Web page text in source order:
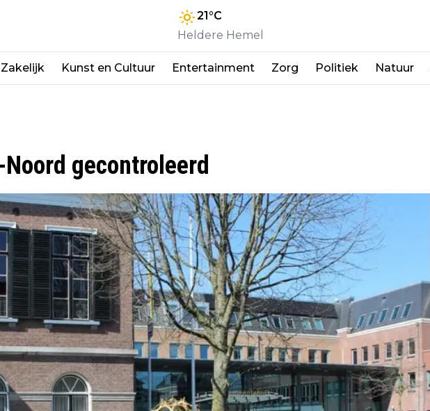
21°C
Heldere Hemel
Zakelijk Kunst en Cultuur Entertainment Zorg Politiek Natuur
gecontroleerd